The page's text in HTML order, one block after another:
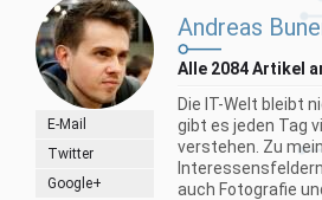
E-Mail
Twitter
Google+
Andreas
Alle 2084 Artikel
Die IT-Welt bleibt
gibt es jeden Tag
verstehen. Zu
auch Fotografie